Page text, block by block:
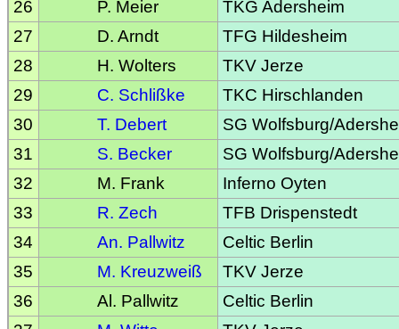
26
P. Meier
TKG Adersheim
27
D. Arndt
TFG Hildesheim
28
H. Wolters
TKV Jerze
29
C. Schlißke
TKC Hirschlanden
30
T. Debert
SG Wolfsburg/
31
S. Becker
SG Wolfsburg/
32
M. Frank
Inferno Oyten
33
R. Zech
TFB Drispenstedt
34
An. Pallwitz
Celtic Berlin
35
M. Kreuzweiß
TKV Jerze
36
Al. Pallwitz
Celtic Berlin